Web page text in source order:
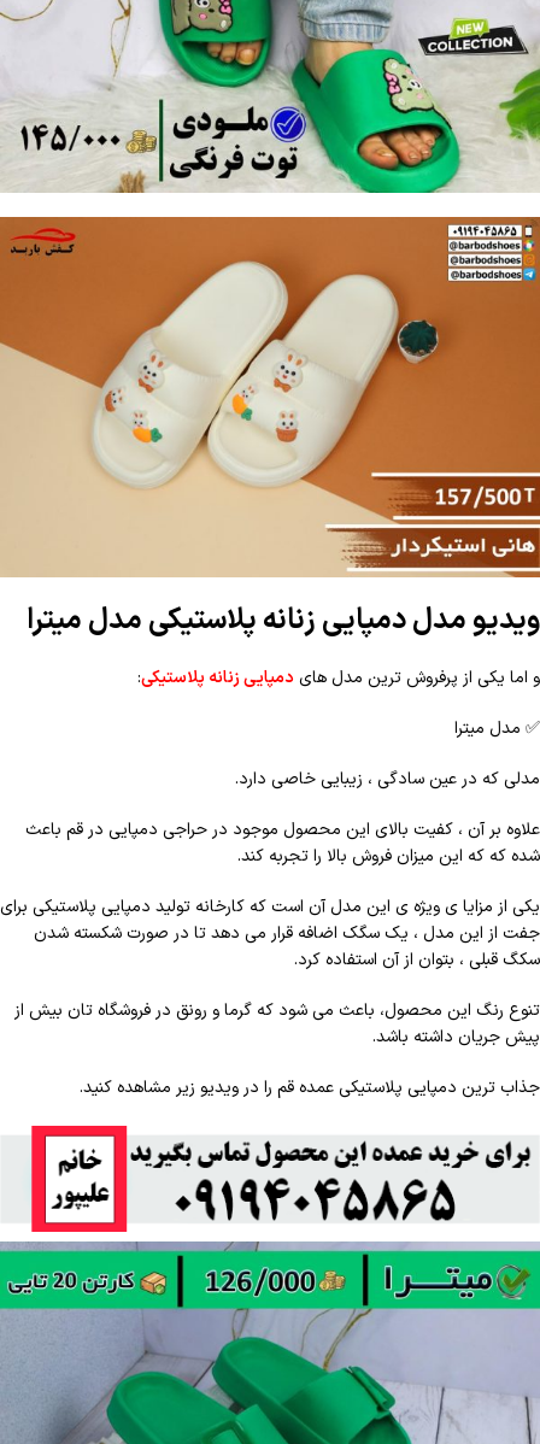
ویدیو مدل دمپایی زنانه پلاستیکی مدل میترا
و اما یکی از پرفروش ترین مدل های دمپایی زنانه پلاستیکی:
✅ مدل میترا
مدلی که در عین سادگی ، زیبایی خاصی دارد.
علاوه بر آن ، کفیت بالای این محصول موجود در حراجی دمپایی در قم باعث
شده که که این میزان فروش بالا را تجربه کند.
یکی از مزایا ی ویژه ی این مدل آن است که کارخانه تولید دمپایی پلاستیکی برای
جفت از این مدل ، یک سگک اضافه قرار می دهد تا در صورت شکسته شدن
سکگ قبلی ، بتوان از آن استفاده کرد.
تنوع رنگ این محصول، باعث می شود که گرما و رونق در فروشگاه تان بیش از
پیش جریان داشته باشد.
جذاب ترین دمپایی پلاستیکی عمده قم را در ویدیو زیر مشاهده کنید.